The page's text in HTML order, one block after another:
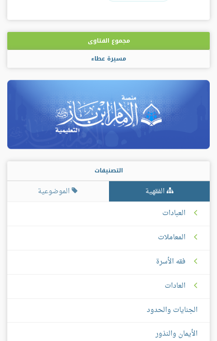
مجموع الفتاوى
مسيرة عطاء
التصنيفات
الفقهية
الموضوعية
العبادات
المعاملات
فقه الأسرة
العادات
الجنايات والحدود
الأيمان والنذور